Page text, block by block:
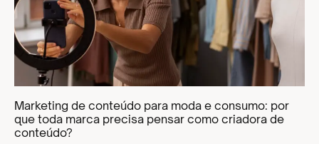
Marketing de conteúdo para moda e consumo: por
que toda marca precisa pensar como criadora de
conteúdo?